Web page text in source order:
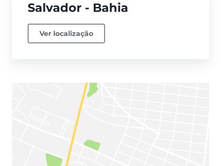
Salvador - Bahia
Ver localização